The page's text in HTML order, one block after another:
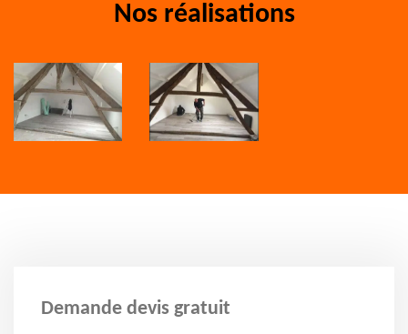
Nos réalisations
Demande devis gratuit